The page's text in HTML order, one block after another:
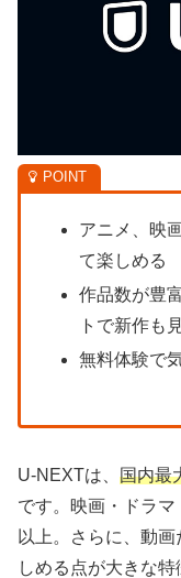
アニメ、映
て楽しめる
作品数が豊
トで新作も
無料体験で
U-NEXTは、 国内最
です。映画・ドラ
以上。さらに、動
しめる点が大きな特